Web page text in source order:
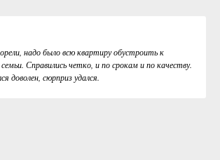
надо было всю квартиру обустроить к
семьи. Справились четко, и по срокам и по качеству.
доволен, сюрприз удался.